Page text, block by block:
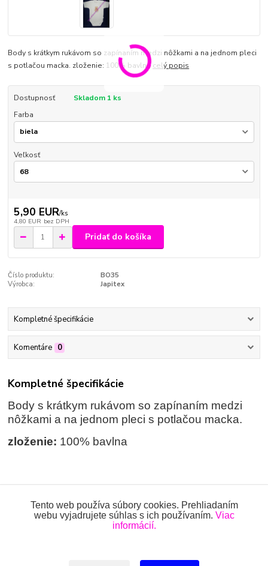
Body s krátkym rukávom so zapínaním medzi nôžkami a na jednom pleci
s potlačou macka. zloženie: 100% bavlnacelý popis
Dostupnosť
Skladom 1 ks
Farba
Veľkosť
5,90 EUR/ks
4,80 EUR bez DPH
Pridať do košíka
Číslo produktu:
BO35
Výrobca:
Japitex
Kompletné špecifikácie
Komentáre 0
Kompletné špecifikácie
Body s krátkym rukávom so zapínaním medzi
nôžkami a na jednom pleci s potlačou macka.
zloženie: 100% bavlna
BODY
Tento web používa súbory cookies. Prehliadaním
webu vyjadrujete súhlas s ich používaním. Viac
informácií.